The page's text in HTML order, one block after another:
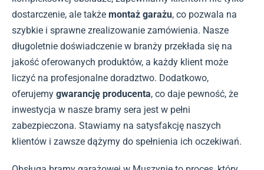
dostarczenie, ale także montaż garażu, co pozwala na
szybkie i sprawne zrealizowanie zamówienia. Nasze
długoletnie doświadczenie w branży przekłada się na
jakość oferowanych produktów, a każdy klient może
liczyć na profesjonalne doradztwo. Dodatkowo,
oferujemy gwarancję producenta, co daje pewność, że
inwestycja w nasze bramy sera jest w pełni
zabezpieczona. Stawiamy na satysfakcję naszych
klientów i zawsze dążymy do spełnienia ich oczekiwań.